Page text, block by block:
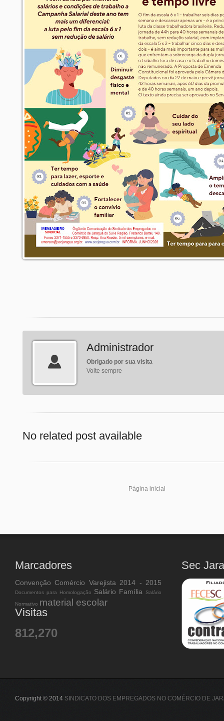
Administrador
Obrigado por sua visita
Volte sempre
No related post available
Página inicial
Marcadores
Convenção Comércio Varejista 2014 - 2015
Documentos para Homologação Salário Família Salário
Normativo material escolar
Visitas
812,270
Sec
Copyright © 2014 SINDICATO DOS EMPREGADOS NO COMÉRCIO DE